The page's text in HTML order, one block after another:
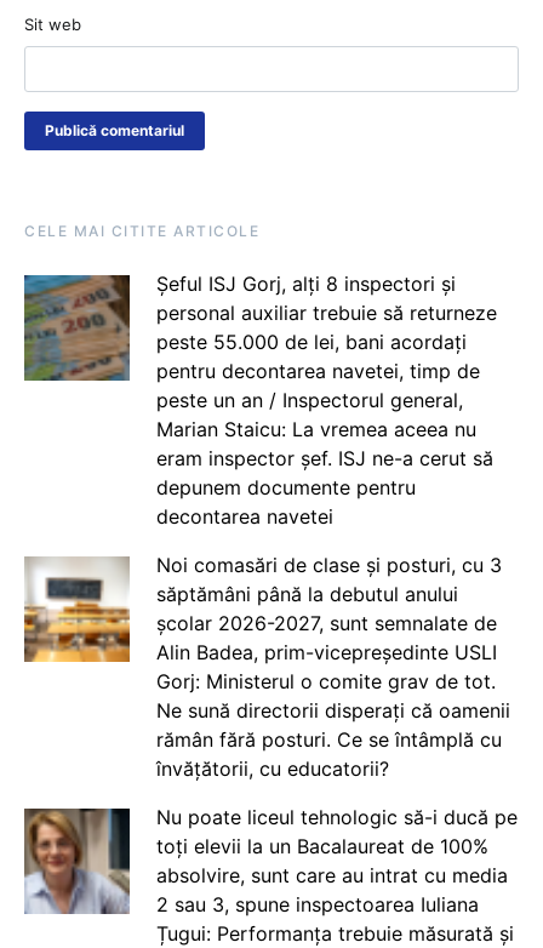
Sit web
CELE MAI CITITE ARTICOLE
Șeful ISJ Gorj, alți 8 inspectori și
personal auxiliar trebuie să returneze
peste 55.000 de lei, bani acordați
pentru decontarea navetei, timp de
peste un an / Inspectorul general,
Marian Staicu: La vremea aceea nu
eram inspector șef. ISJ ne-a cerut să
depunem documente pentru
decontarea navetei
Noi comasări de clase și posturi, cu 3
săptămâni până la debutul anului
școlar 2026-2027, sunt semnalate de
Alin Badea, prim-vicepreședinte USLI
Gorj: Ministerul o comite grav de tot.
Ne sună directorii disperați că oamenii
rămân fără posturi. Ce se întâmplă cu
învățătorii, cu educatorii?
Nu poate liceul tehnologic să-i ducă pe
toți elevii la un Bacalaureat de 100%
absolvire, sunt care au intrat cu media
2 sau 3, spune inspectoarea Iuliana
Țugui: Performanța trebuie măsurată și